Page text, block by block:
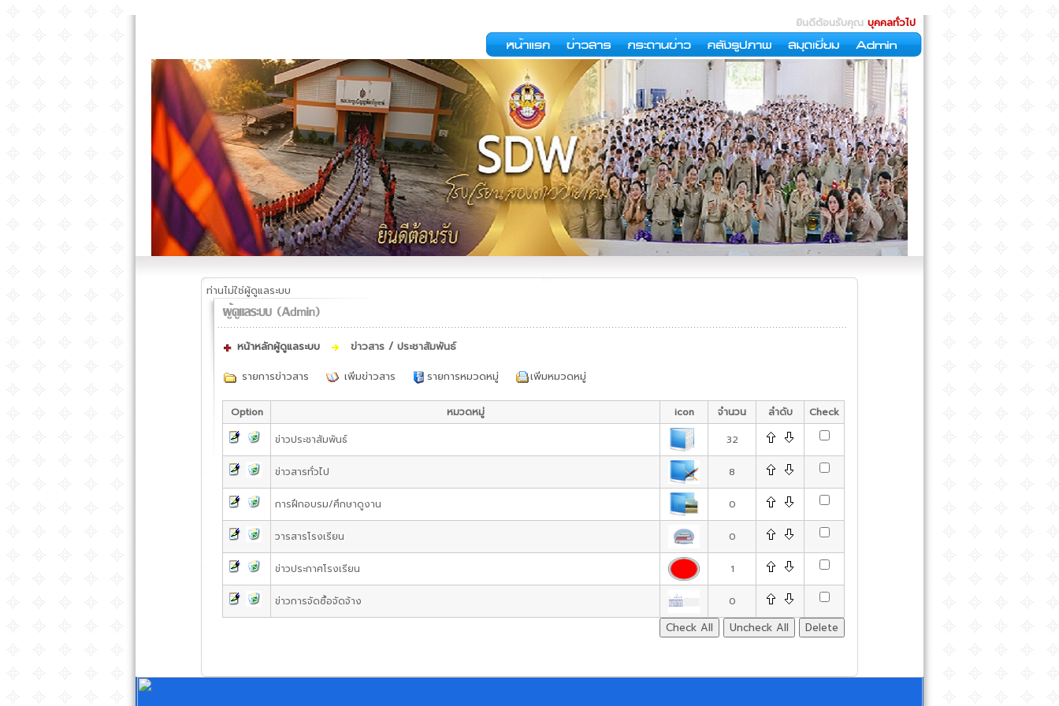
ยินดีต้อนรับคุณ บุคคลทั่วไป
ท่านไม่ใช่ผู้ดูแลระบบ
หน้าหลักผู้ดูแลระบบ
ข่าวสาร / ประชาสัมพันธ์
รายการข่าวสาร
เพิ่มข่าวสาร รายการหมวดหมู่ เพิ่มหมวดหมู่
Option หมวดหมู่ icon จำนวน ลำดับ
Check
ข่าวประชาสัมพันธ์
32
ข่าวสารทั่วไป 8
การฝึกอบรม/ศึกษาดูงาน 0
วารสารโรงเรียน 0
ข่าวประกาศโรงเรียน 1
ข่าวการจัดซื้อจัดจ้าง 0